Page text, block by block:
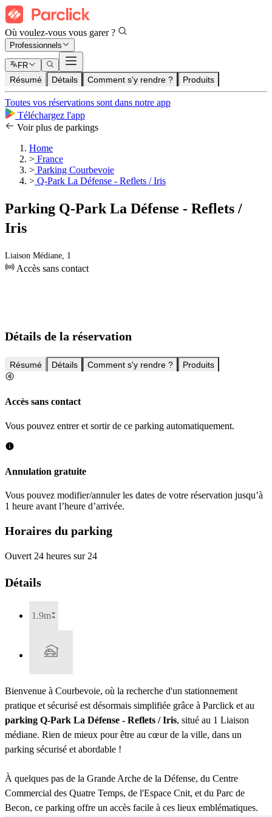
Où voulez-vous vous garer ?
Professionnels
FR
Résumé Détails Comment s'y rendre ? Produits
Toutes vos réservations sont dans notre app
Téléchargez l'app
Voir plus de parkings
Home
> France
> Parking Courbevoie
> Q-Park La Défense - Reflets / Iris
Parking Q-Park La Défense - Reflets /
Iris
Liaison Médiane, 1
Accès sans contact
Détails de la réservation
Résumé Détails Comment s'y rendre ? Produits
Accès sans contact
Vous pouvez entrer et sortir de ce parking automatiquement.
Annulation gratuite
Vous pouvez modifier/annuler les dates de votre réservation jusqu’à
1 heure avant l’heure d’arrivée.
Horaires du parking
Ouvert 24 heures sur 24
Détails
1.9m
Bienvenue à Courbevoie, où la recherche d'un stationnement
pratique et sécurisé est désormais simplifiée grâce à Parclick et au
parking Q-Park La Défense - Reflets / Iris, situé au 1 Liaison
médiane. Rien de mieux pour être au cœur de la ville, dans un
parking sécurisé et abordable !
À quelques pas de la Grande Arche de la Défense, du Centre
Commercial des Quatre Temps, de l'Espace Cnit, et du Parc de
Becon, ce parking offre un accès facile à ces lieux emblématiques.